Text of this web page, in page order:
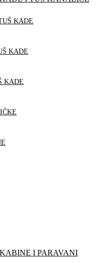
KADE
KADE
KADE
I PARAVANI